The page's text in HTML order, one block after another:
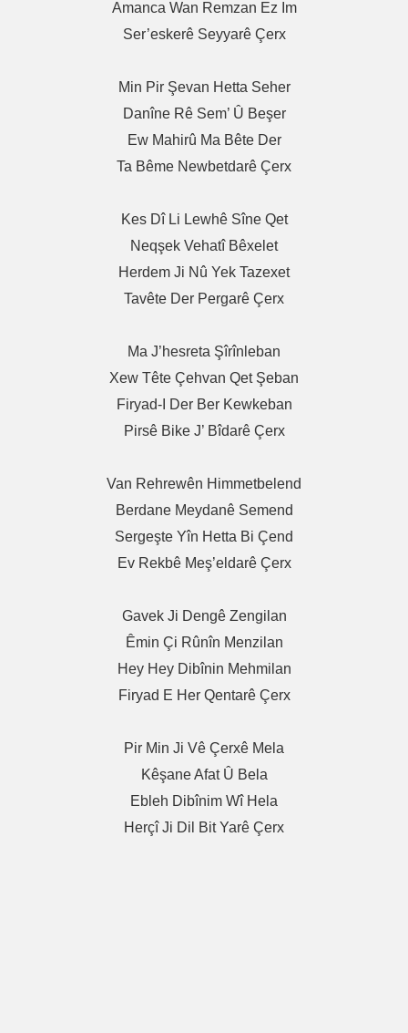
Amanca Wan Remzan Ez Im
Ser’eskerê Seyyarê Çerx
Min Pir Şevan Hetta Seher
Danîne Rê Sem’ Û Beşer
Ew Mahirû Ma Bête Der
Ta Bême Newbetdarê Çerx
Kes Dî Li Lewhê Sîne Qet
Neqşek Vehatî Bêxelet
Herdem Ji Nû Yek Tazexet
Tavête Der Pergarê Çerx
Ma J’hesreta Şîrînleban
Xew Tête Çehvan Qet Şeban
Firyad-I Der Ber Kewkeban
Pirsê Bike J’ Bîdarê Çerx
Van Rehrewên Himmetbelend
Berdane Meydanê Semend
Sergeşte Yîn Hetta Bi Çend
Ev Rekbê Meş’eldarê Çerx
Gavek Ji Dengê Zengilan
Êmin Çi Rûnîn Menzilan
Hey Hey Dibînin Mehmilan
Firyad E Her Qentarê Çerx
Pir Min Ji Vê Çerxê Mela
Kêşane Afat Û Bela
Ebleh Dibînim Wî Hela
Herçî Ji Dil Bit Yarê Çerx